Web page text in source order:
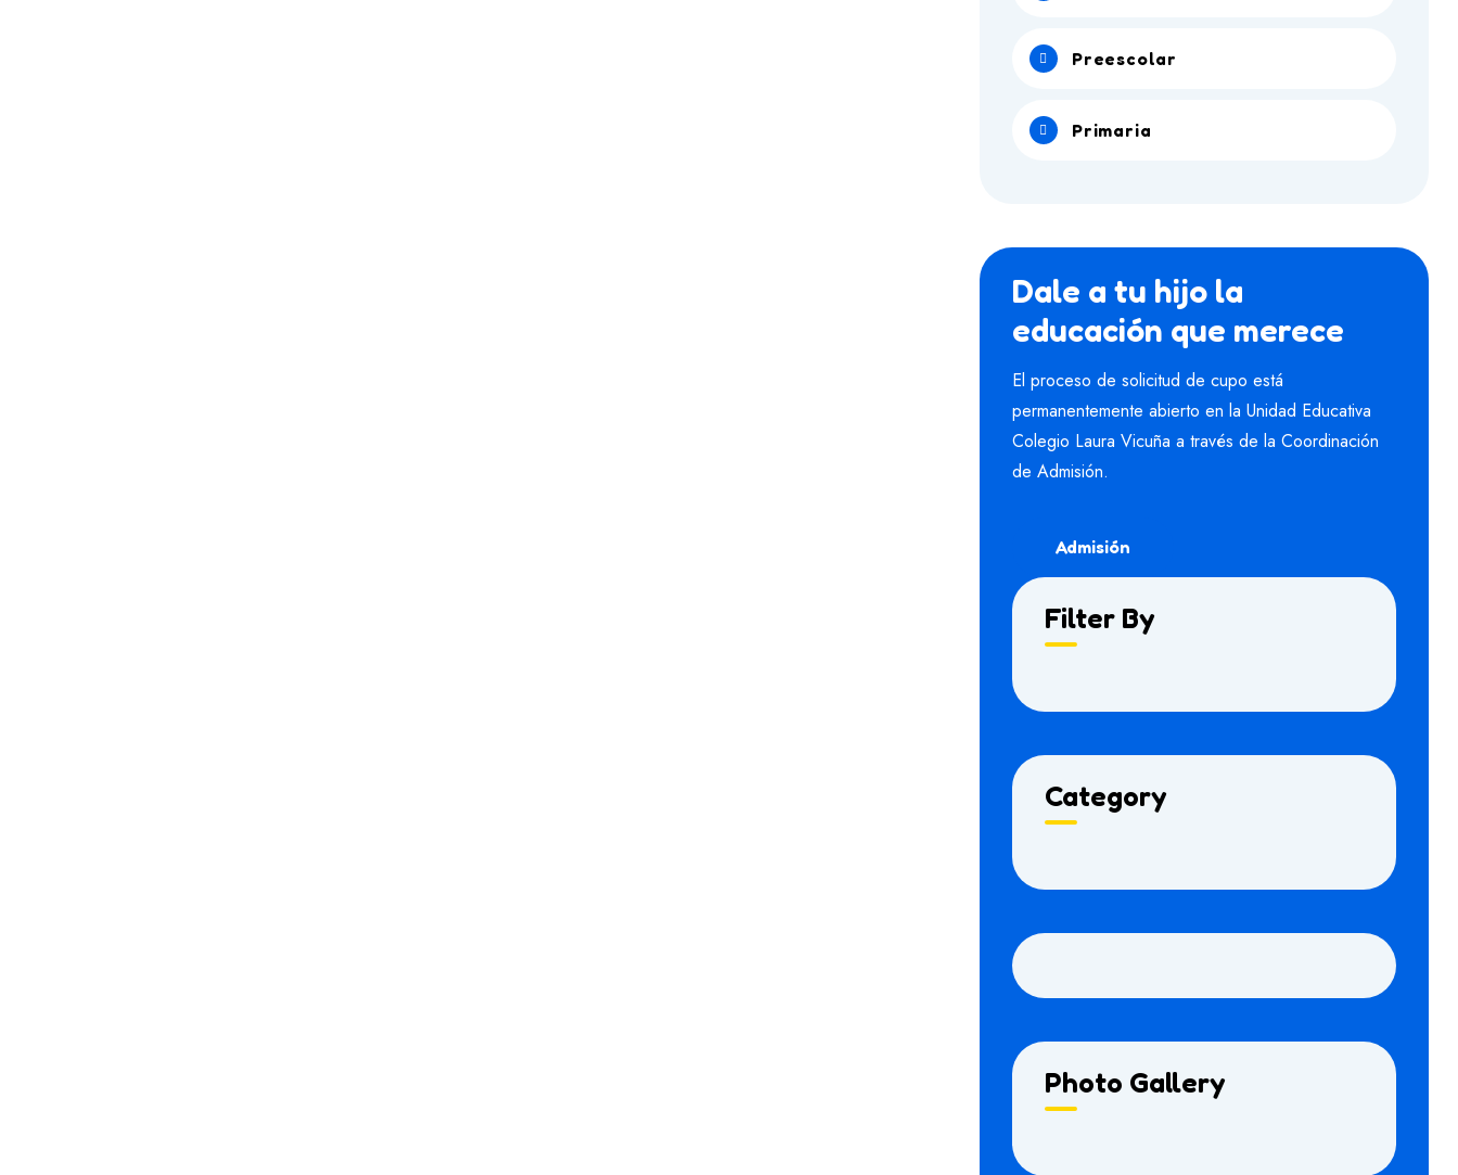
Preescolar
Primaria
Dale a tu hijo la
educación que merece
El proceso de solicitud de cupo está
permanentemente abierto en la Unidad Educativa
Colegio Laura Vicuña a través de la Coordinación
de Admisión.
Admisión
Filter By
Category
Photo Gallery